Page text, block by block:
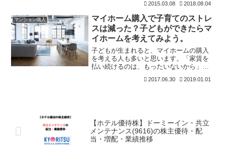
もでもですよ。やっぱりトラブルという
か誤算はあるわけです。その辺の備忘録
と賃貸だからこそ手に入っ
2015.03.08 2018.08.04
マンション購入
マイホーム購入で子育てのストレ
スは減った？子どもができたらマ
イホームを考えてみよう。
子どもが生まれると、マイホームの購入
を考える人も多いと思います。「家賃を
払い続けるのは、もったいないから」と
たいないかどうかというのは、色々と議
2017.06.30 2019.01.01
【ホテル優待株】ドーミーイン・共立
メンテナンス(9616)の株主優待・配
当・増配・業績推移